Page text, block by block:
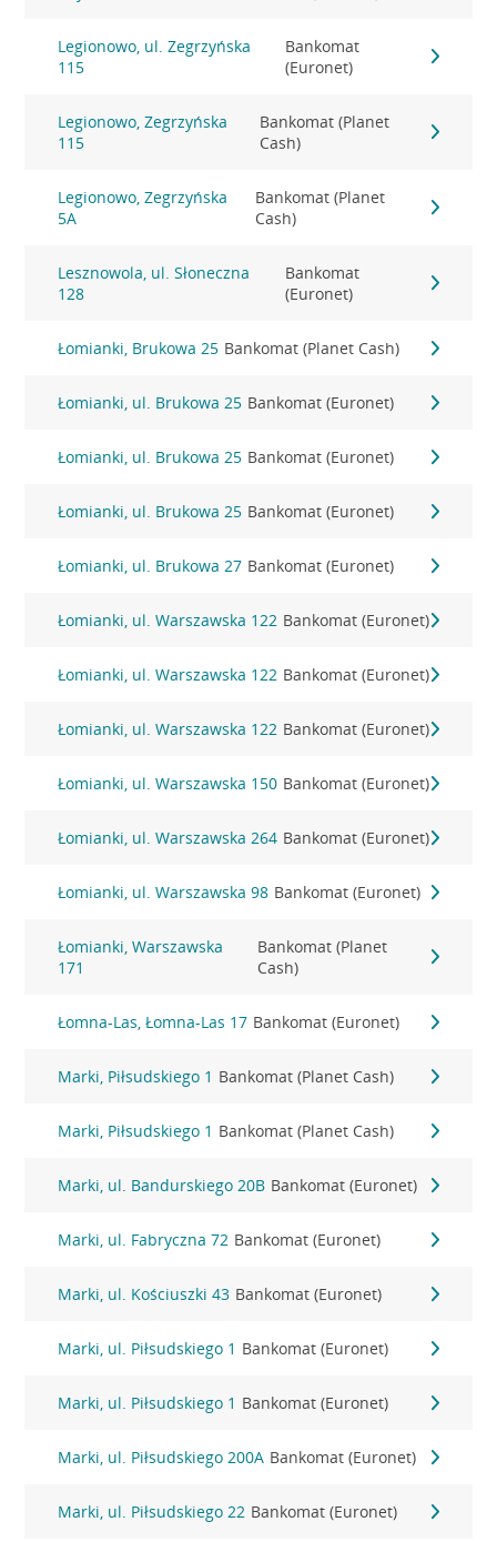
Legionowo, ul. Zegrzyńska
115
Bankomat
(Euronet)
Legionowo, Zegrzyńska
115
Bankomat (Planet
Cash)
Legionowo, Zegrzyńska
5A
Bankomat (Planet
Cash)
Lesznowola, ul. Słoneczna
128
Bankomat
(Euronet)
Łomianki, Brukowa 25 Bankomat (Planet Cash)
Łomianki, ul. Brukowa 25 Bankomat (Euronet)
Łomianki, ul. Brukowa 25 Bankomat (Euronet)
Łomianki, ul. Brukowa 25 Bankomat (Euronet)
Łomianki, ul. Brukowa 27 Bankomat (Euronet)
Łomianki, ul. Warszawska 122 Bankomat (Euronet)
Łomianki, ul. Warszawska 122 Bankomat (Euronet)
Łomianki, ul. Warszawska 122 Bankomat (Euronet)
Łomianki, ul. Warszawska 150 Bankomat (Euronet)
Łomianki, ul. Warszawska 264 Bankomat (Euronet)
Łomianki, ul. Warszawska 98 Bankomat (Euronet)
Łomianki, Warszawska
171
Bankomat (Planet
Cash)
Łomna-Las, Łomna-Las 17 Bankomat (Euronet)
Marki, Piłsudskiego 1 Bankomat (Planet Cash)
Marki, Piłsudskiego 1 Bankomat (Planet Cash)
Marki, ul. Bandurskiego 20B Bankomat (Euronet)
Marki, ul. Fabryczna 72 Bankomat (Euronet)
Marki, ul. Kościuszki 43 Bankomat (Euronet)
Marki, ul. Piłsudskiego 1 Bankomat (Euronet)
Marki, ul. Piłsudskiego 1 Bankomat (Euronet)
Marki, ul. Piłsudskiego 200A Bankomat (Euronet)
Marki, ul. Piłsudskiego 22 Bankomat (Euronet)